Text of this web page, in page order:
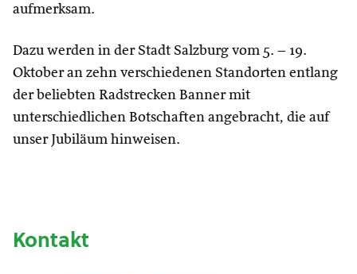
aufmerksam.
Dazu werden in der Stadt Salzburg vom 5. – 19.
Oktober an zehn verschiedenen Standorten entlang
der beliebten Radstrecken Banner mit
unterschiedlichen Botschaften angebracht, die auf
unser Jubiläum hinweisen.
Kontakt